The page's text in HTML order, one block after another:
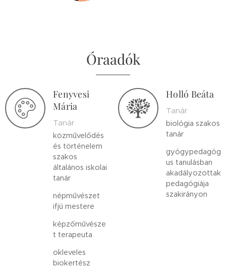
Óraadók
Fenyvesi
Mária
Tanár
közművelődés
és történelem
szakos
általános iskolai
tanár
népművészet
ifjú mestere
képzőművésze
t terapeuta
okleveles
biokertész
Holló Beáta
Tanár
biológia szakos
tanár
gyógypedagóg
us tanulásban
akadályozottak
pedagógiája
szakirányon